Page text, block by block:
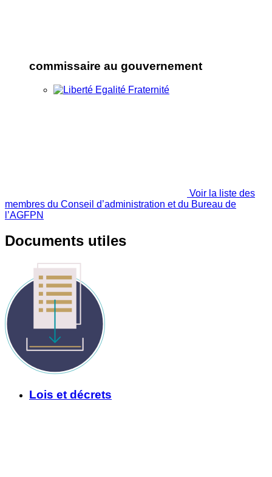
commissaire au gouvernement
Voir la liste des
membres du Conseil d’administration et du Bureau de
l’AGFPN
Documents utiles
Lois et décrets